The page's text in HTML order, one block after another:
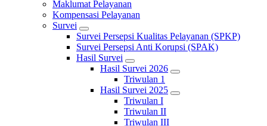
Maklumat Pelayanan
Kompensasi Pelayanan
Survei
Survei Persepsi Kualitas Pelayanan (SPKP)
Survei Persepsi Anti Korupsi (SPAK)
Hasil Survei
Hasil Survei 2026
Triwulan 1
Hasil Survei 2025
Triwulan I
Triwulan II
Triwulan III